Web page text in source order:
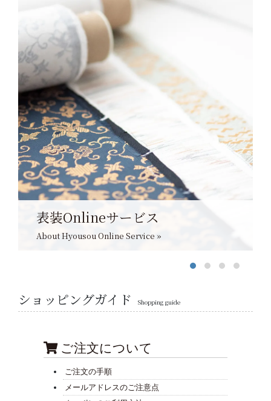
表装Onlineサービス
About Hyousou Online Service »
ショッピングガイド Shopping guide
ご注文について
ご注文の手順
メールアドレスのご注意点